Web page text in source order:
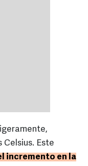
Celsius. Este
incremento en la